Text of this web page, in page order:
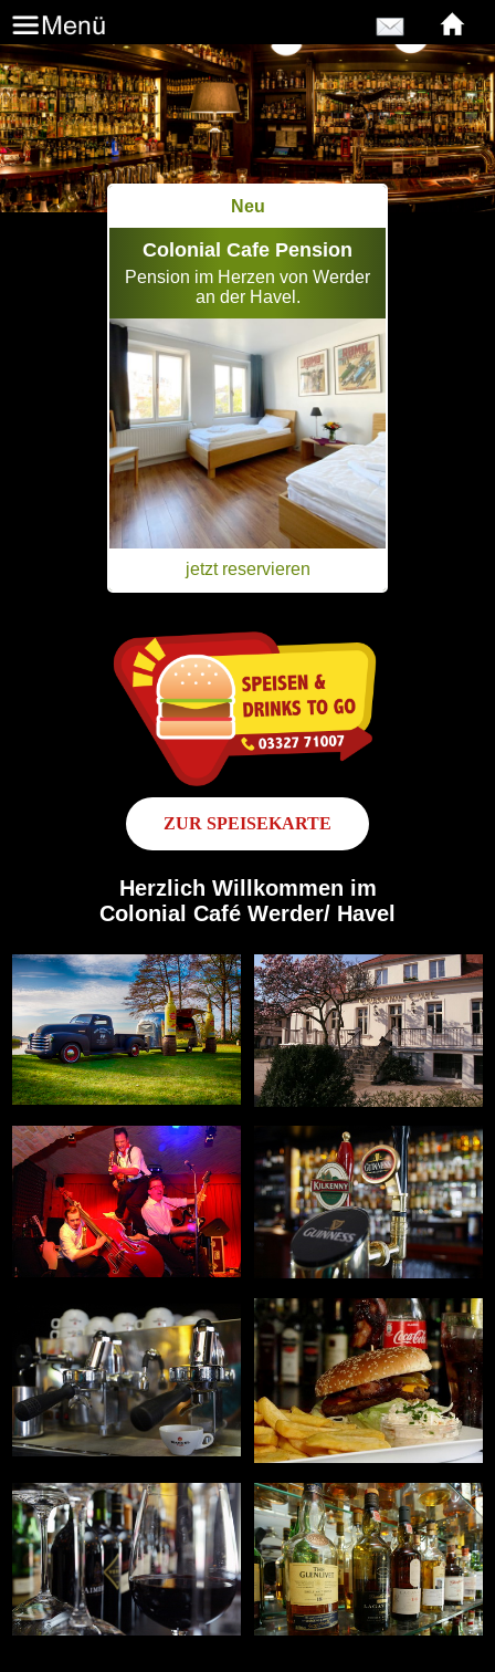
Neu
Colonial Cafe Pension
Pension im Herzen von Werder
an der Havel.
jetzt reservieren
ZUR SPEISEKARTE
Herzlich Willkommen im
Colonial Café Werder/ Havel